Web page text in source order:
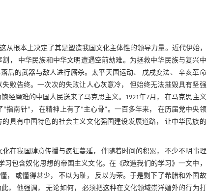
根本上决定了其是塑造我国文化主体性的领导力量。近代伊始，
， 中华民族和中华文明遭遇空前劫难。为拯救中华民族与复兴中
后的武器与敌人进行厮杀。太平天国运动、 戊戌变法、 辛亥革命
败告终。一次次的失败让人心灰意冷， 但始终无法摧毁具有坚强
经磨难的中国人民送来了马克思主义。1921年7月， 在马克思主义
南针”， 在精神上有了“主心骨”。一百多年来， 在历届党中央领
具有中国特色的社会主义文化强国建设发展道路， 让中华民族的
在我国肆意传播与疯狂蔓延， 伴随着时间的积累， 不少不明事理
包含奴化思想的帝国主义文化。在《改造我们的学习》一文中，
， 或懂得甚少， 不以为耻， 反以为荣。于是剩下了希腊和外国故
此， 他强调， 无论如何， 必须把这种在文化领域崇洋媚外的行为打